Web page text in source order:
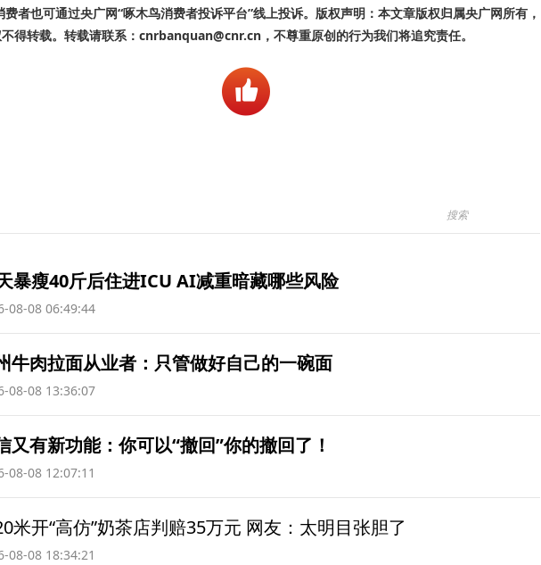
费者也可通过央广网“啄木鸟消费者投诉平台”线上投诉。版权声明：本文章版权归属央广网所有，
得转载。转载请联系：cnrbanquan@cnr.cn，不尊重原创的行为我们将追究责任。
暴瘦40斤后住进ICU AI减重暗藏哪些风险
08-08 06:49:44
牛肉拉面从业者：只管做好自己的一碗面
08-08 13:36:07
又有新功能：你可以“撤回”你的撤回了！
08-08 12:07:11
米开“高仿”奶茶店判赔35万元 网友：太明目张胆了
08-08 18:34:21